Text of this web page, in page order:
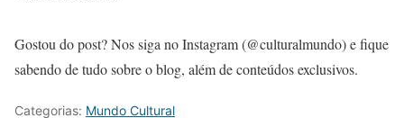
Gostou do post? Nos siga no Instagram (@culturalmundo) e fique
sabendo de tudo sobre o blog, além de conteúdos exclusivos.
Categorias: Mundo Cultural